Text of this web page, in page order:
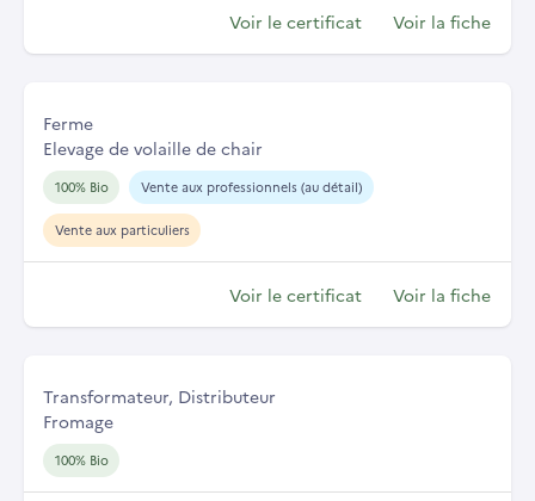
Voir le certificat Voir la fiche
Ferme
Elevage de volaille de chair
100% Bio Vente aux professionnels (au détail)
Vente aux particuliers
Voir le certificat Voir la fiche
Transformateur, Distributeur
Fromage
100% Bio